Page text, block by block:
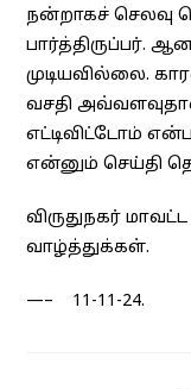
நன்றாகச் செலவு
பார்த்திருப்பர்.
முடியவில்லை.
வசதி
எட்டிவிட்டோம்
என்னும் செய்தி
விருதுநகர்
வாழ்த்துக்கள்.
—– 11-11-24.